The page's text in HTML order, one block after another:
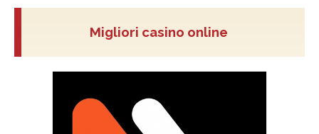
Migliori casino online